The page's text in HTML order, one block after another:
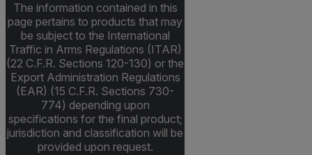
The information contained in this
page pertains to products that may
be subject to the International
Traffic in Arms Regulations (ITAR)
(22 C.F.R. Sections 120-130) or the
Export Administration Regulations
(EAR) (15 C.F.R. Sections 730-
774) depending upon
specifications for the final product;
jurisdiction and classification will be
provided upon request.